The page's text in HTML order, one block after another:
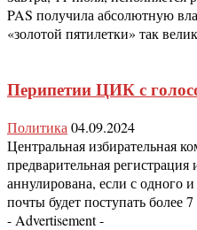
PAS получила абсолютную
«золотой пятилетки» так
Перипетии ЦИК с
Политика 04.09.2024
Центральная избирательная
предварительная регистрация
аннулирована, если с одного
почты будет поступать более
- Advertisement -